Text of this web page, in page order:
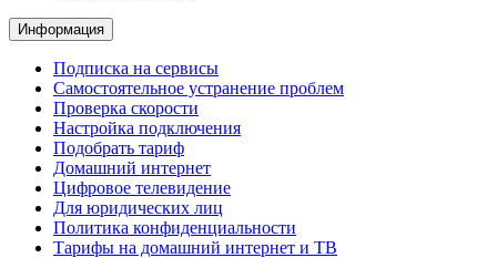
Информация
Подписка на сервисы
Самостоятельное устранение проблем
Проверка скорости
Настройка подключения
Подобрать тариф
Домашний интернет
Цифровое телевидение
Для юридических лиц
Политика конфиденциальности
Тарифы на домашний интернет и ТВ